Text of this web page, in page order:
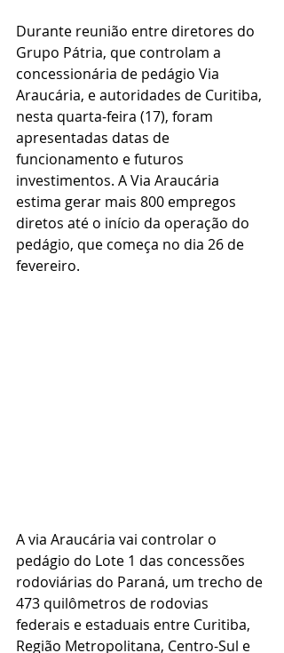
Durante reunião entre diretores do
Grupo Pátria, que controlam a
concessionária de pedágio Via
Araucária, e autoridades de Curitiba,
nesta quarta-feira (17), foram
apresentadas datas de
funcionamento e futuros
investimentos. A Via Araucária
estima gerar mais 800 empregos
diretos até o início da operação do
pedágio, que começa no dia 26 de
fevereiro.
A via Araucária vai controlar o
pedágio do Lote 1 das concessões
rodoviárias do Paraná, um trecho de
473 quilômetros de rodovias
federais e estaduais entre Curitiba,
Região Metropolitana, Centro-Sul e